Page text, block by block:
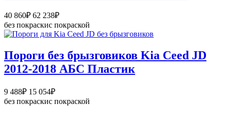
40 860₽ 62 238₽Диапазон
цен:
40
62
238₽
без покраскис покраской
Пороги без брызговиков Kia Ceed JD
2012-2018 АБС Пластик
9 488₽ 15 054₽Диапазон
цен:
без покраскис покраской